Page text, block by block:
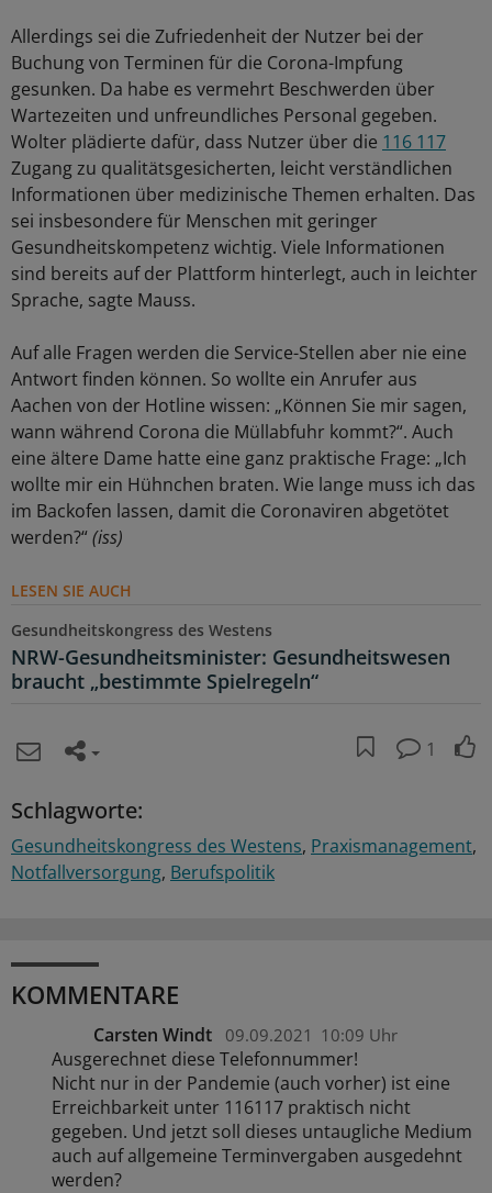
Allerdings sei die Zufriedenheit der Nutzer bei der
Buchung von Terminen für die Corona-Impfung
gesunken. Da habe es vermehrt Beschwerden über
Wartezeiten und unfreundliches Personal gegeben.
Wolter plädierte dafür, dass Nutzer über die 116 117
Zugang zu qualitätsgesicherten, leicht verständlichen
Informationen über medizinische Themen erhalten. Das
sei insbesondere für Menschen mit geringer
Gesundheitskompetenz wichtig. Viele Informationen
sind bereits auf der Plattform hinterlegt, auch in leichter
Sprache, sagte Mauss.
Auf alle Fragen werden die Service-Stellen aber nie eine
Antwort finden können. So wollte ein Anrufer aus
Aachen von der Hotline wissen: „Können Sie mir sagen,
wann während Corona die Müllabfuhr kommt?“. Auch
eine ältere Dame hatte eine ganz praktische Frage: „Ich
wollte mir ein Hühnchen braten. Wie lange muss ich das
im Backofen lassen, damit die Coronaviren abgetötet
werden?“(iss)
LESEN SIE AUCH
Gesundheitskongress des Westens
NRW-Gesundheitsminister: Gesundheitswesen
braucht „bestimmte Spielregeln“
1
Schlagworte:
Gesundheitskongress des Westens Praxismanagement
Notfallversorgung Berufspolitik
KOMMENTARE
Carsten Windt 09.09.2021 10:09 Uhr
Ausgerechnet diese Telefonnummer!
Nicht nur in der Pandemie (auch vorher) ist eine
Erreichbarkeit unter 116117 praktisch nicht
gegeben. Und jetzt soll dieses untaugliche Medium
auch auf allgemeine Terminvergaben ausgedehnt
werden?